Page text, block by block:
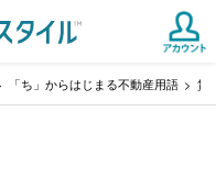
「ち」からはじまる不動産用語 賃